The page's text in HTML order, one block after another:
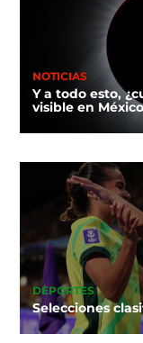
NOTICIAS
Y a todo esto,
visible en
DEPORTES
Selecciones